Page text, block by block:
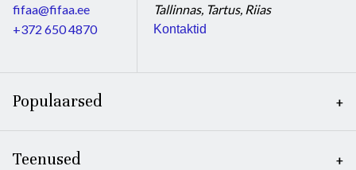
fifaa@fifaa.ee
+372 650 4870
Tallinnas, Tartus, Riias
Kontaktid
Populaarsed
Teenused